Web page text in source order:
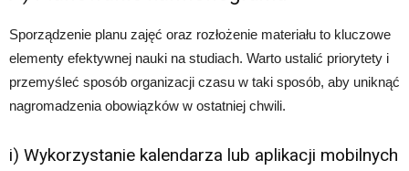
Sporządzenie planu zajęć oraz rozłożenie materiału to kluczowe
elementy efektywnej nauki na studiach. Warto ustalić priorytety i
przemyśleć sposób organizacji czasu w taki sposób, aby uniknąć
nagromadzenia obowiązków w ostatniej chwili.
i) Wykorzystanie kalendarza lub aplikacji mobilnych